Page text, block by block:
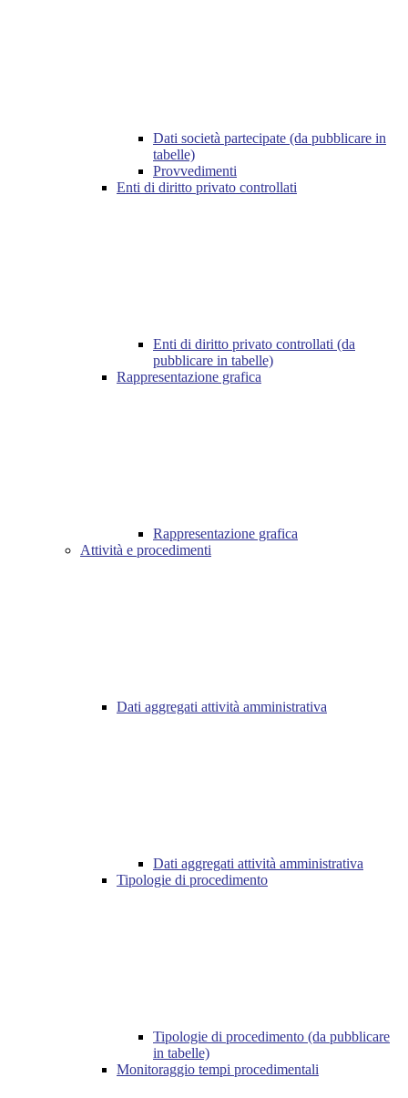
Dati società partecipate (da pubblicare in
tabelle)
Provvedimenti
Enti di diritto privato controllati
Enti di diritto privato controllati (da
pubblicare in tabelle)
Rappresentazione grafica
Rappresentazione grafica
Attività e procedimenti
Dati aggregati attività amministrativa
Dati aggregati attività amministrativa
Tipologie di procedimento
Tipologie di procedimento (da pubblicare
in tabelle)
Monitoraggio tempi procedimentali